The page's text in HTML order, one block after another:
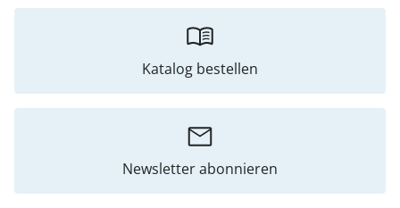
Katalog bestellen
Newsletter abonnieren